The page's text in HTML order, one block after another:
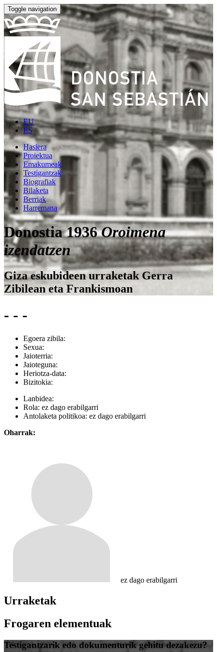
Toggle navigation
EU
ES
Hasiera
Proiektua
Emakumeak
Testigantzak
Biografiak
Bilaketa
Berriak
Harremana
Donostia 1936Oroimena
izendatzen
Giza eskubideen urraketak Gerra
Zibilean eta Frankismoan
- - -
Egoera zibila:
Sexua:
Jaioterria:
Jaioteguna:
Heriotza-data:
Bizitokia:
Lanbidea:
Rola: ez dago erabilgarri
Antolaketa politikoa: ez dago erabilgarri
Oharrak:
ez dago erabilgarri
Urraketak
Frogaren elementuak
Testigantzarik edo dokumenturik gehitu dezakezu?